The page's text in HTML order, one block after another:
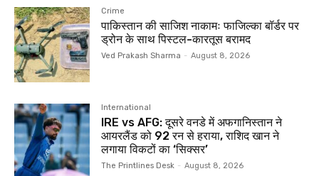
Crime
पाकिस्तान की साजिश नाकामः फाजिल्का बॉर्डर पर
ड्रोन के साथ पिस्टल-कारतूस बरामद
Ved Prakash Sharma - August 8, 2026
International
IRE vs AFG: दूसरे वनडे में अफगानिस्तान ने
आयरलैंड को 92 रन से हराया, राशिद खान ने
लगाया विकटों का ‘सिक्सर’
The Printlines Desk - August 8, 2026